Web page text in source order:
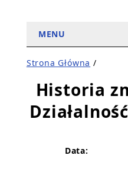
MENU
Strona Główna /
Historia
Data: